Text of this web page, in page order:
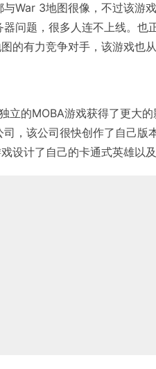
War 3地图很像，不过该游
问题，很多人连不上线。也
的有力竞争对手，该游戏也
立的MOBA游戏获得了更大
，该公司很快创作了自己版
设计了自己的卡通式英雄以